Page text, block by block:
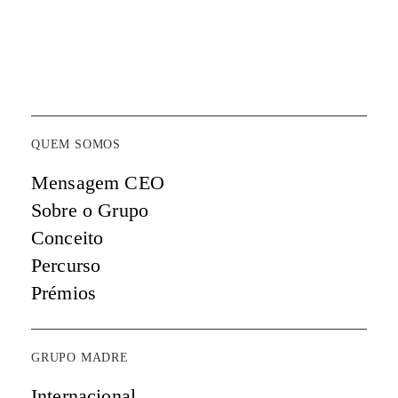
QUEM SOMOS
Mensagem CEO
Sobre o Grupo
Conceito
Percurso
Prémios
GRUPO MADRE